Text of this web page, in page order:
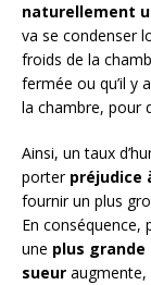
naturellement
va se condenser
froids de la
fermée ou qu’il y
la chambre, pour
Ainsi, un taux
porter préjudice
fournir un plus
En conséquence,
une plus
sueur